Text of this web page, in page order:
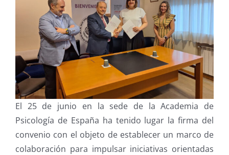
El 25 de junio en la sede de la Academia de
Psicología de España ha tenido lugar la firma del
convenio con el objeto de establecer un marco de
colaboración para impulsar iniciativas orientadas